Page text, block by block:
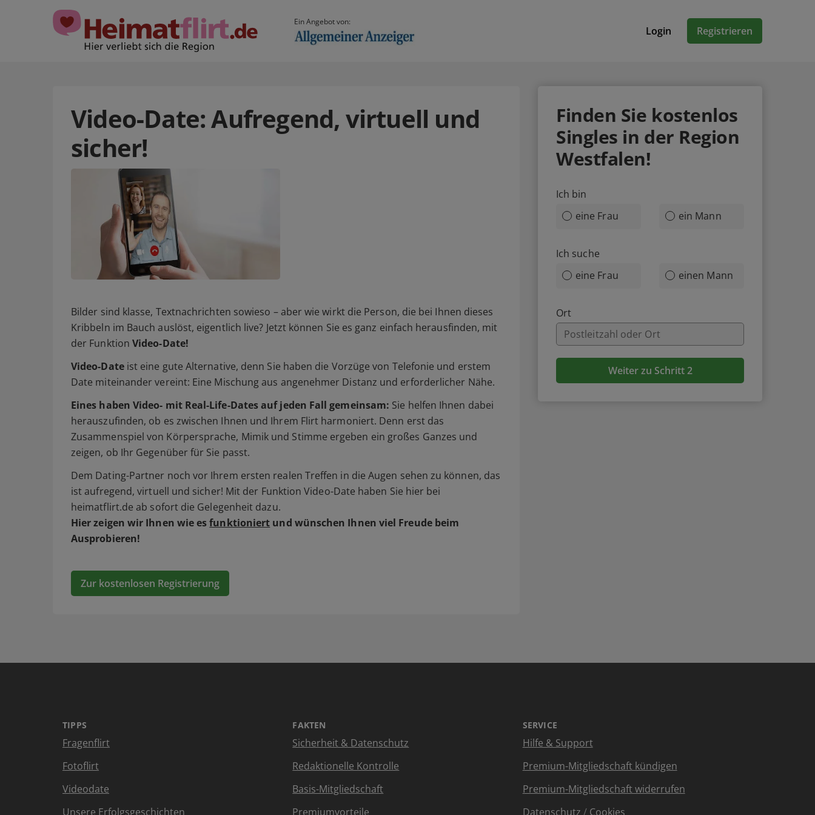
Ein Angebot von:
Login Registrieren
Video-Date: Aufregend, virtuell und
sicher!
Bilder sind klasse, Textnachrichten sowieso – aber wie wirkt die Person, die bei Ihnen dieses
Kribbeln im Bauch auslöst, eigentlich live? Jetzt können Sie es ganz einfach herausfinden, mit
der FunktionVideo-Date!
Video-Dateist eine gute Alternative, denn Sie haben die Vorzüge von Telefonie und erstem
Date miteinander vereint: Eine Mischung aus angenehmer Distanz und erforderlicher Nähe.
Eines haben Video- mit Real-Life-Dates auf jeden Fall gemeinsam: Sie helfen Ihnen dabei
herauszufinden, ob es zwischen Ihnen und Ihrem Flirt harmoniert. Denn erst das
Zusammenspiel von Körpersprache, Mimik und Stimme ergeben ein großes Ganzes und
zeigen, ob Ihr Gegenüber für Sie passt.
Dem Dating-Partner noch vor Ihrem ersten realen Treffen in die Augen sehen zu können, das
ist aufregend, virtuell und sicher! Mit der Funktion Video-Date haben Sie hier bei
heimatflirt.de ab sofort die Gelegenheit dazu.
Hier zeigen wir Ihnen wie esfunktioniert und wünschen Ihnen viel Freude beim
Ausprobieren!
Zur kostenlosen Registrierung
Finden Sie kostenlos
Singles in der Region
Westfalen!
Ich bin
eine Frau
ein Mann
Ich suche
eine Frau
einen Mann
Ort
Weiter zu Schritt 2
TIPPS
Fragenflirt
Fotoflirt
Videodate
Unsere Erfolgsgeschichten
FAKTEN
Sicherheit & Datenschutz
Redaktionelle Kontrolle
Basis-Mitgliedschaft
Premiumvorteile
SERVICE
Hilfe & Support
Premium-Mitgliedschaft kündigen
Premium-Mitgliedschaft widerrufen
Datenschutz / Cookies